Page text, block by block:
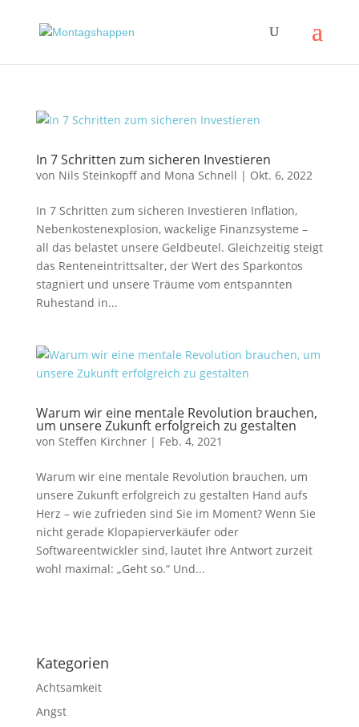
In 7 Schritten zum sicheren Investieren
von Nils Steinkopffand Mona Schnell | Okt. 6, 2022
In 7 Schritten zum sicheren Investieren Inflation,
Nebenkostenexplosion, wackelige Finanzsysteme –
all das belastet unsere Geldbeutel. Gleichzeitig steigt
das Renteneintrittsalter, der Wert des Sparkontos
stagniert und unsere Träume vom entspannten
Ruhestand in...
Warum wir eine mentale Revolution brauchen,
um unsere Zukunft erfolgreich zu gestalten
von Steffen Kirchner| Feb. 4, 2021
Warum wir eine mentale Revolution brauchen, um
unsere Zukunft erfolgreich zu gestalten Hand aufs
Herz – wie zufrieden sind Sie im Moment? Wenn Sie
nicht gerade Klopapierverkäufer oder
Softwareentwickler sind, lautet Ihre Antwort zurzeit
wohl maximal: „Geht so.“ Und...
Kategorien
Achtsamkeit
Angst